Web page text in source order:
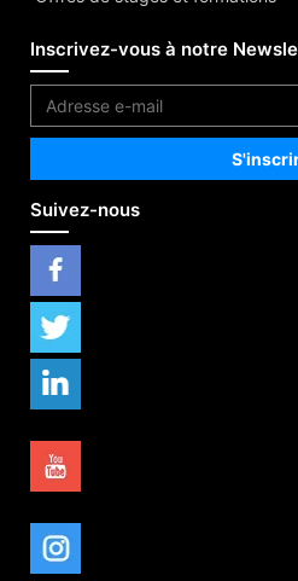
Inscrivez-vous à notre
Suivez-nous